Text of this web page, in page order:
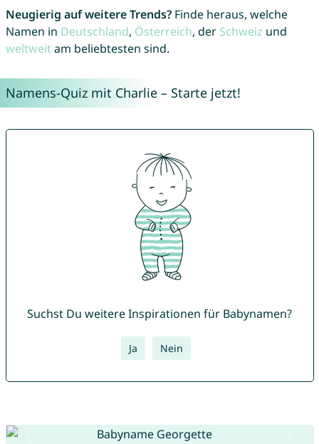
Neugierig auf weitere Trends?Finde heraus, welche
Namen in Deutschland, Österreich, der Schweiz und
weltweitam beliebtesten sind.
Namens-Quiz mit Charlie – Starte jetzt!
Suchst Du weitere Inspirationen für Babynamen?
Ja Nein